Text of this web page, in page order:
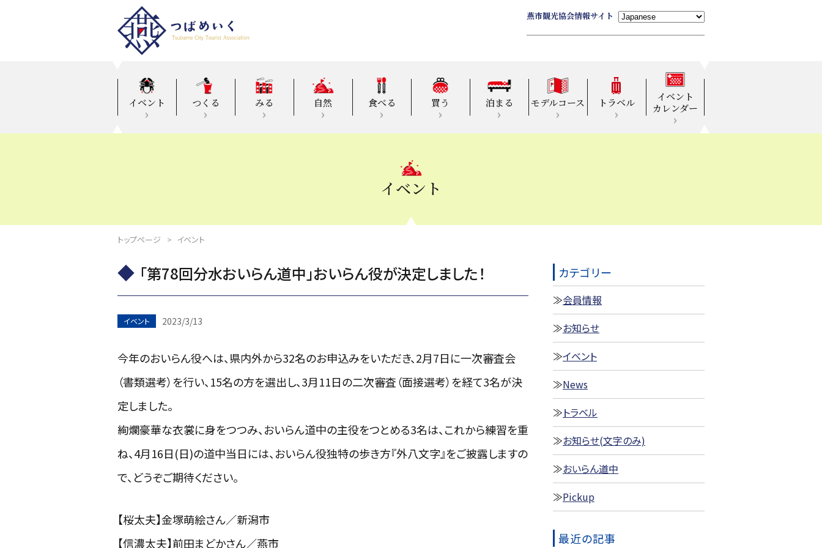
燕市観光協会情報サイト
イベント つくる みる 自然 食べる 買う 泊まる モデルコース トラベル
イベント
カレンダー
イベント
トップページ イベント
「第78回分水おいらん道中」おいらん役が決定しました！
イベント 2023/3/13
今年のおいらん役へは、県内外から32名のお申込みをいただき、2月7日に一次審査会
（書類選考）を行い、15名の方を選出し、3月11日の二次審査（面接選考）を経て3名が決
定しました。
絢爛豪華な衣裳に身をつつみ、おいらん道中の主役をつとめる3名は、これから練習を重
ね、4月16日(日)の道中当日には、おいらん役独特の歩き方『外八文字』をご披露しますの
で、どうぞご期待ください。
【桜太夫】金塚萌絵さん／新潟市
【信濃太夫】前田まどかさん／燕市
カテゴリー
会員情報
お知らせ
イベント
News
トラベル
お知らせ(文字のみ)
おいらん道中
Pickup
最近の記事